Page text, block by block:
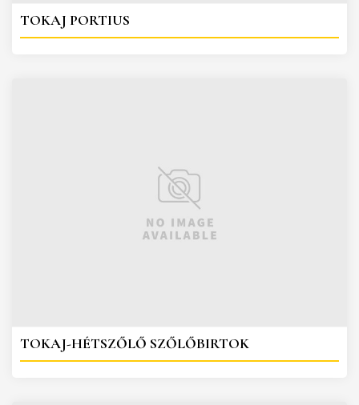
TOKAJ PORTIUS
TOKAJ-HÉTSZŐLŐ SZŐLŐBIRTOK